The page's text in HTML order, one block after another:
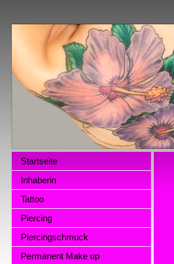
Startseite
Inhaberin
Tattoo
Piercing
Piercingschmuck
Permanent Make up